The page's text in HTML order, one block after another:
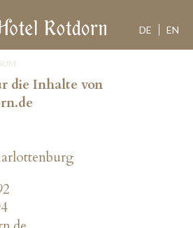
DE EN
die Inhalte von